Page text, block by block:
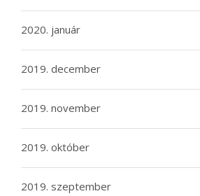
2020. január
2019. december
2019. november
2019. október
2019. szeptember